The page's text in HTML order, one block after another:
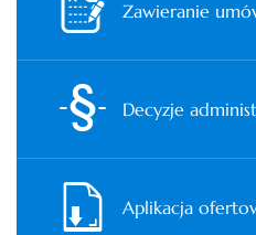
Zawieranie
Decyzje
Aplikacja